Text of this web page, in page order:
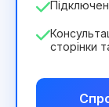
сторінки